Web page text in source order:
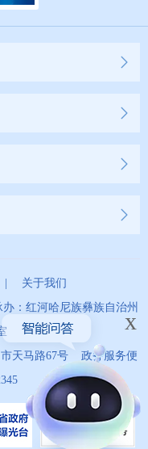
关于我们
：红河哈尼族彝族自治州
市天马路67号 政务服务便
x